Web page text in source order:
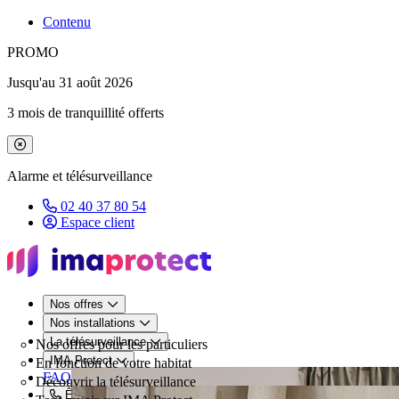
Contenu
PROMO
Jusqu'au 31 août 2026
3 mois de tranquillité offerts
Fermer le bandeau de promotion
Alarme et télésurveillance
02 40 37 80 54
Espace client
Nos offres
Nos offres pour les particuliers
Nos installations
En fonction de votre habitat
La télésurveillance
Découvrir la télésurveillance
IMA Protect
FAQ
Être rappelé